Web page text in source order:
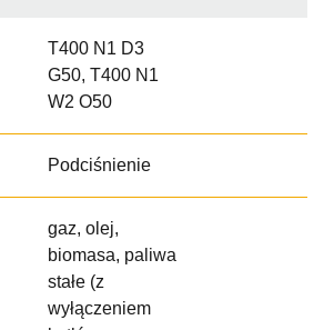
T400 N1 D3
G50, T400 N1
W2 O50
Podciśnienie
gaz, olej,
biomasa, paliwa
stałe (z
wyłączeniem